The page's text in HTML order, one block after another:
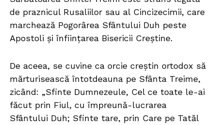
de praznicul Rusaliilor sau al Cincizecimii, care
marchează Pogorârea Sfântului Duh peste
Apostoli și înființarea Bisericii Creștine.
De aceea, se cuvine ca orcie creștin ortodox să
mărturisească întotdeauna pe Sfânta Treime,
zicând: „Sfinte Dumnezeule, Cel ce toate le-ai
făcut prin Fiul, cu împreună-lucrarea
Sfântului Duh; Sfinte tare, prin Care pe Tatăl